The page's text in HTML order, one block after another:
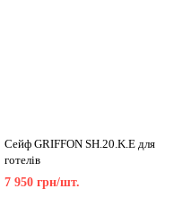
Сейф GRIFFON SH.20.K.E для
готелів
7 950 грн/шт.